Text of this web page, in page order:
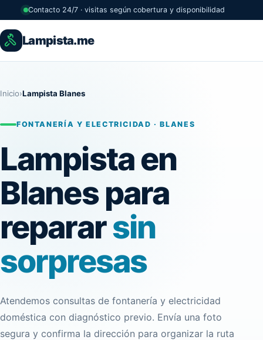
Contacto 24/7 · visitas según cobertura y disponibilidad
Lampista.me
Inicio›Lampista Blanes
FONTANERÍA Y ELECTRICIDAD · BLANES
Lampista en
Blanes para
repararsin
sorpresas
Atendemos consultas de fontanería y electricidad
doméstica con diagnóstico previo. Envía una foto
segura y confirma la dirección para organizar la ruta